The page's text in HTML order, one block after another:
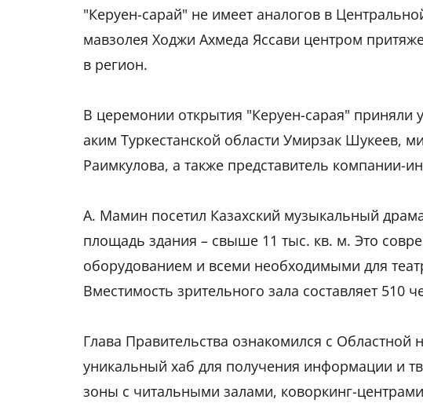
"Керуен-сарай" не имеет аналогов в
мавзолея Ходжи Ахмеда Яссави центром
в регион.
В церемонии открытия "Керуен-сарая"
аким Туркестанской области Умирзак Шукеев,
Раимкулова, а также представитель компании-
А. Мамин посетил Казахский музыкальный
площадь здания – свыше 11 тыс. кв. м. Это
оборудованием и всеми необходимыми для
Вместимость зрительного зала составляет 510
Глава Правительства ознакомился с
уникальный хаб для получения информации и
зоны с читальными залами, коворкинг-